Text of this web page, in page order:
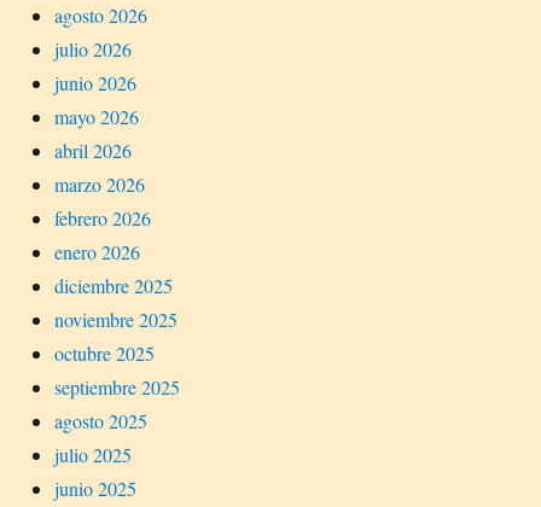
agosto 2026
julio 2026
junio 2026
mayo 2026
abril 2026
marzo 2026
febrero 2026
enero 2026
diciembre 2025
noviembre 2025
octubre 2025
septiembre 2025
agosto 2025
julio 2025
junio 2025